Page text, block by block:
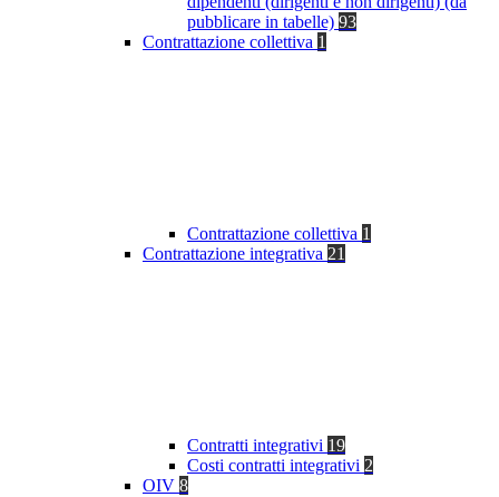
pubblicare in tabelle) 93
Contrattazione collettiva 1
Contrattazione collettiva 1
Contrattazione integrativa 21
Contratti integrativi 19
Costi contratti integrativi 2
OIV 8